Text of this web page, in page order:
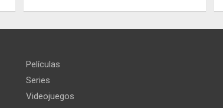
Películas
Series
Videojuegos